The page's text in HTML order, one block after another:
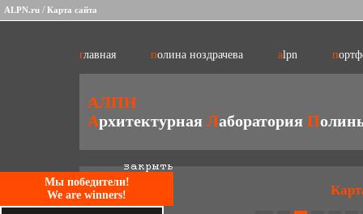
Mы победители!
We are winners!
ALPN.ru / Карта сайта
главная полина ноздрачева alpn
АЛПН
Архитектурная Лаборатория П